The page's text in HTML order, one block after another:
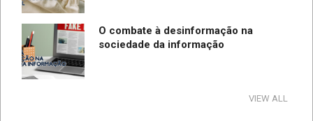
O combate à desinformação na
sociedade da informação
Saúde Mental e Física: Entendendo a
VIEW ALL